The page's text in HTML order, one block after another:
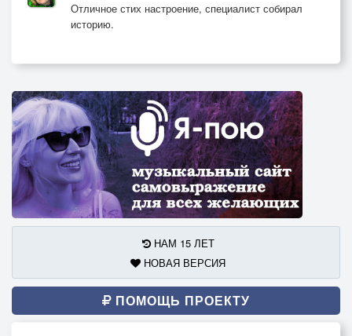
Отличное стих настроение, специалист собирал
историю.
НАМ 15 ЛЕТ
НОВАЯ ВЕРСИЯ
ПОМОЩЬ ПРОЕКТУ